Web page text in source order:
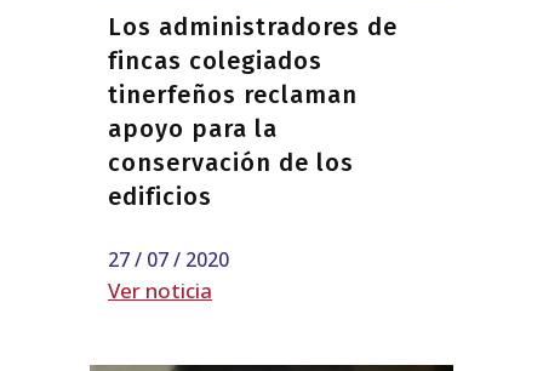
Los administradores de
fincas colegiados
tinerfeños reclaman
apoyo para la
conservación de los
edificios
27 / 07 / 2020
Ver noticia